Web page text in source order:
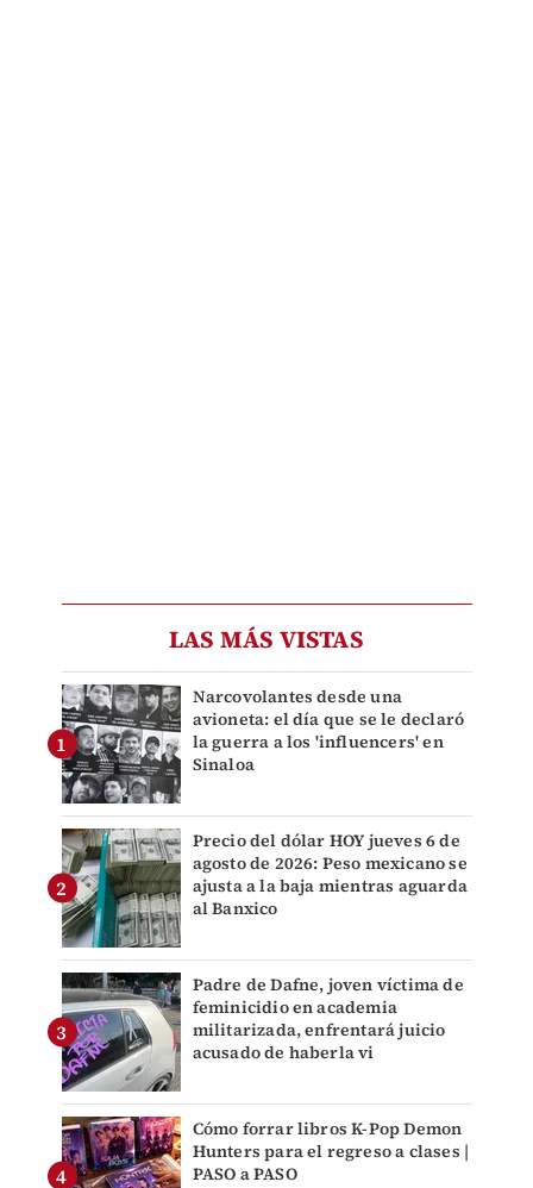
LAS MÁS VISTAS
Narcovolantes desde una
avioneta: el día que se le declaró
la guerra a los 'influencers' en
Sinaloa
Precio del dólar HOY jueves 6 de
agosto de 2026: Peso mexicano se
ajusta a la baja mientras aguarda
al Banxico
Padre de Dafne, joven víctima de
feminicidio en academia
militarizada, enfrentará juicio
acusado de haberla vi
Cómo forrar libros K-Pop Demon
Hunters para el regreso a clases |
PASO a PASO